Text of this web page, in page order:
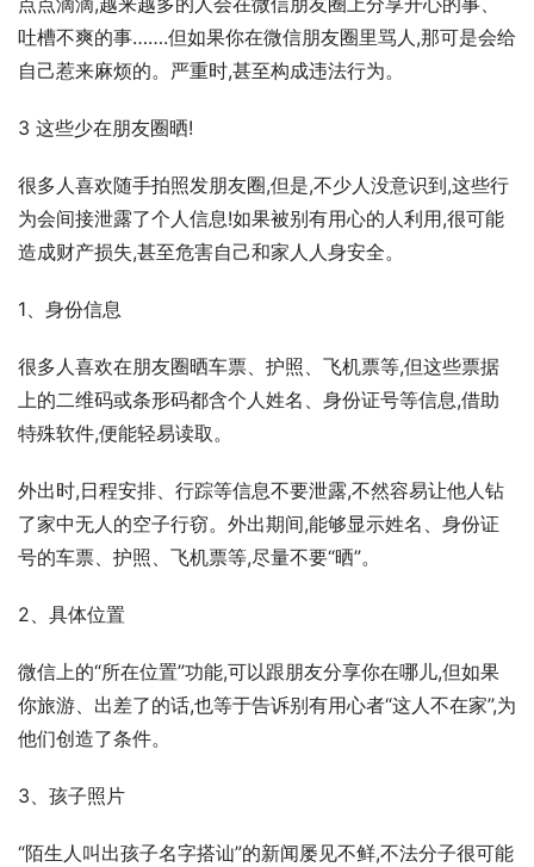
吐槽不爽的事…….但如果你在微信朋友圈里骂人,那可是会给
自己惹来麻烦的。严重时,甚至构成违法行为。
3 这些少在朋友圈晒!
很多人喜欢随手拍照发朋友圈,但是,不少人没意识到,这些行
为会间接泄露了个人信息!如果被别有用心的人利用,很可能
造成财产损失,甚至危害自己和家人人身安全。
1、身份信息
很多人喜欢在朋友圈晒车票、护照、飞机票等,但这些票据
上的二维码或条形码都含个人姓名、身份证号等信息,借助
特殊软件,便能轻易读取。
外出时,日程安排、行踪等信息不要泄露,不然容易让他人钻
了家中无人的空子行窃。外出期间,能够显示姓名、身份证
号的车票、护照、飞机票等,尽量不要“晒”。
2、具体位置
微信上的“所在位置”功能,可以跟朋友分享你在哪儿,但如果
你旅游、出差了的话,也等于告诉别有用心者“这人不在家”,为
他们创造了条件。
3、孩子照片
“陌生人叫出孩子名字搭讪”的新闻屡见不鲜,不法分子很可能